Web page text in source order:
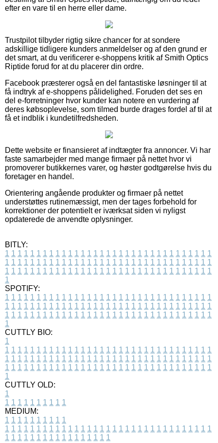
efter en vare til en herre eller dame.
Trustpilot tilbyder rigtig sikre chancer for at sondere
adskillige tidligere kunders anmeldelser og af den grund er
det smart, at du verificerer e-shoppens kritik af Smith Optics
Riptide forud for at du placerer din ordre.
Facebook præsterer også en del fantastiske løsninger til at
få indtryk af e-shoppens pålidelighed. Foruden det ses en
del e-forretninger hvor kunder kan notere en vurdering af
deres købsoplevelse, som tilmed burde drages fordel af til at
få et indblik i kundetilfredsheden.
Dette website er finansieret af indtægter fra annoncer. Vi har
faste samarbejder med mange firmaer på nettet hvor vi
promoverer butikkernes varer, og høster godtgørelse hvis du
foretager en handel.
Orientering angående produkter og firmaer på nettet
understøttes rutinemæssigt, men der tages forbehold for
korrektioner der potentielt er iværksat siden vi nyligst
opdaterede de anvendte oplysninger.
BITLY:
1 1 1 1 1 1 1 1 1 1 1 1 1 1 1 1 1 1 1 1 1 1 1 1 1 1 1 1 1 1 1 1 1
1 1 1 1 1 1 1 1 1 1 1 1 1 1 1 1 1 1 1 1 1 1 1 1 1 1 1 1 1 1 1 1 1
1 1 1 1 1 1 1 1 1 1 1 1 1 1 1 1 1 1 1 1 1 1 1 1 1 1 1 1 1 1 1 1 1
1
SPOTIFY:
1 1 1 1 1 1 1 1 1 1 1 1 1 1 1 1 1 1 1 1 1 1 1 1 1 1 1 1 1 1 1 1 1
1 1 1 1 1 1 1 1 1 1 1 1 1 1 1 1 1 1 1 1 1 1 1 1 1 1 1 1 1 1 1 1 1
1 1 1 1 1 1 1 1 1 1 1 1 1 1 1 1 1 1 1 1 1 1 1 1 1 1 1 1 1 1 1 1 1
1
CUTTLY BIO:
1
1 1 1 1 1 1 1 1 1 1 1 1 1 1 1 1 1 1 1 1 1 1 1 1 1 1 1 1 1 1 1 1 1
1 1 1 1 1 1 1 1 1 1 1 1 1 1 1 1 1 1 1 1 1 1 1 1 1 1 1 1 1 1 1 1 1
1 1 1 1 1 1 1 1 1 1 1 1 1 1 1 1 1 1 1 1 1 1 1 1 1 1 1 1 1 1 1 1 1
1
CUTTLY OLD:
1
1 1 1 1 1 1 1 1 1 1
MEDIUM:
1 1 1 1 1 1 1 1 1 1
1 1 1 1 1 1 1 1 1 1 1 1 1 1 1 1 1 1 1 1 1 1 1 1 1 1 1 1 1 1 1 1 1
1 1 1 1 1 1 1 1 1 1 1 1 1 1 1 1 1